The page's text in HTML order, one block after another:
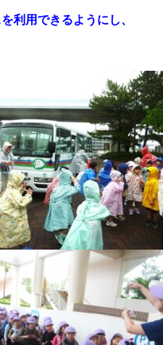
利用できるようにし、
した！